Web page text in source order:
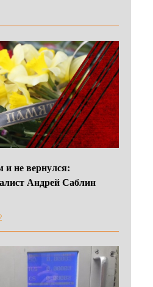
не вернулся:
Андрей Саблин